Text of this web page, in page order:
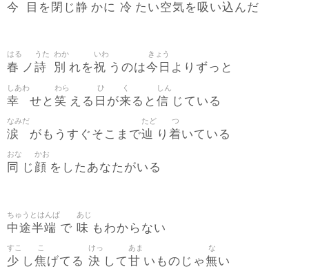
今 目 を 閉 じ静 かに 冷 たい空気を吸 い込んだ
春
はる
ノ 詩
うた
別
わか
れを祝
いわ
うのは今日
きょう
よりずっと
幸
しあわ
せと 笑
わら
える 日
ひ
が来
く
ると 信
しん
じている
涙
なみだ
がもうすぐそこまで辿
たど
り 着
つ
いている
同
おな
じ 顔
かお
をしたあなたがいる
中途半端
ちゅうとはんぱ
で 味
あじ
もわからない
少
すこ
し焦
こ
げてる 決
けっ
して甘
あま
いものじゃ無
な
い